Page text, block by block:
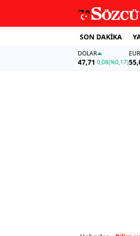
SON DAKİKA
DOLAR
47,71 0,08(%0,17)